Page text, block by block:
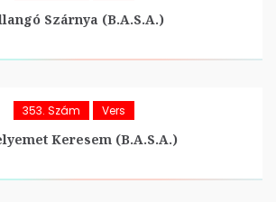
Szárnya (B.A.S.A.)
353. Szám Vers
Keresem (B.A.S.A.)